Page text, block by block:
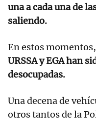
una a cada una de
saliendo.
En estos momentos,
URSSA y EGA han
desocupadas.
Una decena de
otros tantos de la